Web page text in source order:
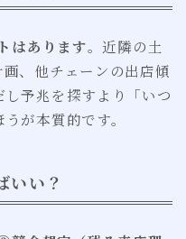
はあります。近隣の土
、他チェーンの出店傾
予兆を探すより「いつ
が本質的です。
いい？